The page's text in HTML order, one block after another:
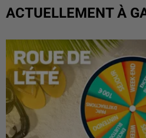
ACTUELLEMENT À